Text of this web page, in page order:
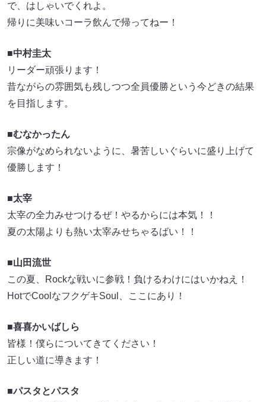
で、はしゃいでくれよ。
帰りに美味いコーラ飲んで帰ってねー！
■中村圭太
リーダー頑張ります！
昔ながらの雰囲気も残しつつ全員優勝という今どきの結果
を目指します。
■むなかったん
宗像がなめられないように、暑苦しいぐらいに盛り上げて
優勝します！
■太宰
太宰の全力みせつけるぜ！やるからには本気！！
夏の太陽よりも熱い太宰みせちゃるばい！！
■山田流世
この夏、Rockな戦いに参戦！負けるわけにはいかねえ！
HotでCoolなフクゲキSoul、ここにあり！
■喜喜かいばしら
皆様！僕らについてきてください！
正しい道に導きます！
■パスタとパスタ